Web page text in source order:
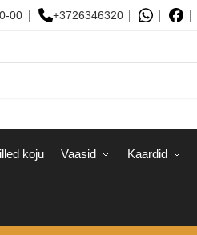
00 +3726346320
koju Vaasid Kaardid